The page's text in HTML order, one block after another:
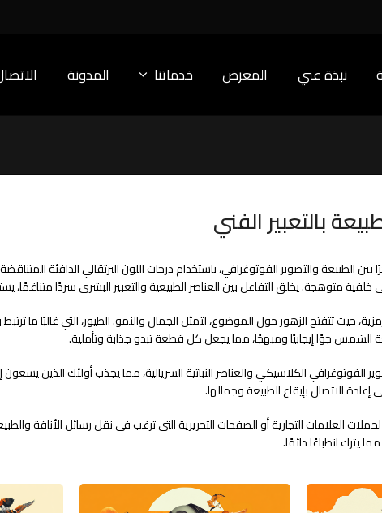
نبذة عني المعرض خدماتنا المدونة
بالتعبير الفني
بين الطبيعة والتصوير الفوتوغرافي، باستخدام درجات اللون البرتقالي الدافئة
متوهجة. يخلق التفاعل بين العناصر الطبيعية والتعبير البشري سردًا متناغمًا،
حيث تتفتح الزهور حول الموضوع، لتمثل الجمال والنمو. الطيور، التي غالبًا ما
الشمس جوًا إيجابيًا ومبهجًا، مما يجعل كل قطعة تبدو جذابة وتأملية.
الفوتوغرافي الكلاسيكي والعناصر النباتية السريالية، مما يجذب أولئك الذين
الاتصال بإيقاع الطبيعة وجمالها.
لحملات العلامات التجارية أو الصفحات التحريرية التي ترغب في نقل رسائل الأناقة
يترك انطباعًا دائمًا.